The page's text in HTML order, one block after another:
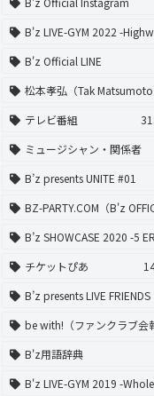
B'z LIVE-GYM 2022 -
B'z Official LINE
松本孝弘（Tak
テレビ番組
ミュージシャン・関係者
B’z presents UNITE #01
BZ-PARTY.COM（B'z
B’z SHOWCASE 2020 -5
チケットぴあ
B’z presents LIVE FRIENDS
be with!（ファンクラブ会
B'z用語辞典
B'z LIVE-GYM 2019 -